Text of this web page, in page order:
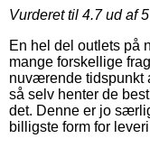
Vurderet til 4.7ud af 5
En hel del outlets på
mange forskellige
nuværende tidspunkt
så selv henter de
det. Denne er jo
billigste form for